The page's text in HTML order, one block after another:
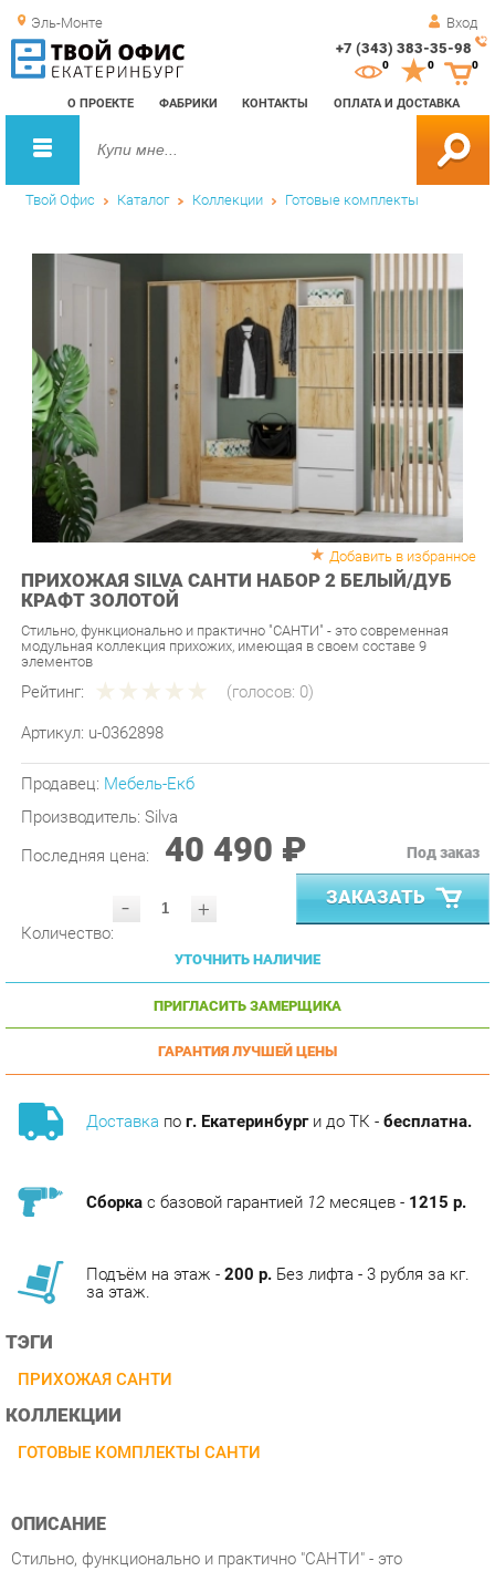
Эль-Монте Вход
+7 (343) 383-35-98
О ПРОЕКТЕ ФАБРИКИ КОНТАКТЫ ОПЛАТА И ДОСТАВКА
0 0
Твой Офис Каталог Коллекции Готовые комплекты
Добавить в избранное
ПРИХОЖАЯ SILVA САНТИ НАБОР 2 БЕЛЫЙ/ДУБ
КРАФТ ЗОЛОТОЙ
Стильно, функционально и практично "САНТИ" - это современная
элементов
Рейтинг:
Артикул: u-0362898
Производитель:Silva
Последняя цена:
40 490 ₽
- ЗАКАЗАТЬ
УТОЧНИТЬ НАЛИЧИЕ
ПРИГЛАСИТЬ ЗАМЕРЩИКА
ГАРАНТИЯ ЛУЧШЕЙ ЦЕНЫ
Доставкапог. Екатеринбурги до ТК -бесплатна.
ТЭГИ
ОПИСАНИЕ
современная модульная коллекция прихожих, имеющая в
своем составе 9 элементов. За счет оригинального подбора
лаконичных и функциональных модулей удается добиться